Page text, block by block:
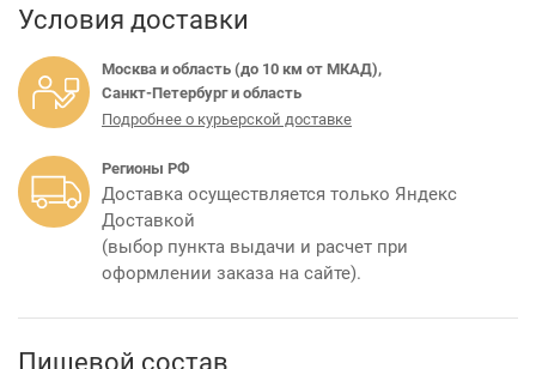
Условия доставки
Москва и область (до 10 км от МКАД),
Санкт-Петербург и область
Подробнее о курьерской доставке
Регионы РФ
Доставка осуществляется только Яндекс
Доставкой
(выбор пункта выдачи и расчет при
оформлении заказа на сайте).
Пищевой состав